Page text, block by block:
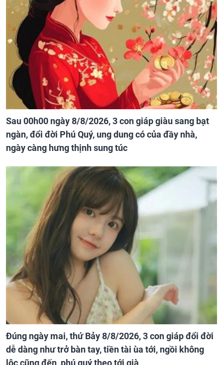
Sau 00h00 ngày 8/8/2026, 3 con giáp giàu sang bạt
ngàn, đổi đời Phú Quý, ung dung có của đầy nhà,
ngày càng hưng thịnh sung túc
Đúng ngày mai, thứ Bảy 8/8/2026, 3 con giáp đổi đời
dễ dàng như trở bàn tay, tiền tài ùa tới, ngồi không
lộc cũng đến, phú quý theo tới già